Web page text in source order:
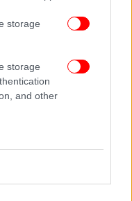
storage
storage
and other
Newsκαι μάθετε